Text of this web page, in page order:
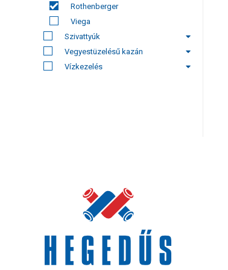
Rothenberger
Viega
Szivattyúk
Vegyestüzelésű kazán
Vízkezelés